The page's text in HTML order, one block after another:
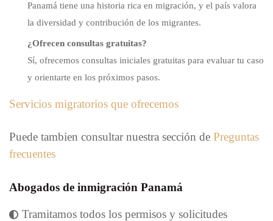
Panamá tiene una historia rica en migración, y el país valora
la diversidad y contribución de los migrantes.
¿Ofrecen consultas gratuitas?
Sí, ofrecemos consultas iniciales gratuitas para evaluar tu caso
y orientarte en los próximos pasos.
Servicios migratorios que ofrecemos
Puede tambien consultar nuestra sección de Preguntas
frecuentes
Abogados de inmigración Panamá
Tramitamos todos los permisos y solicitudes